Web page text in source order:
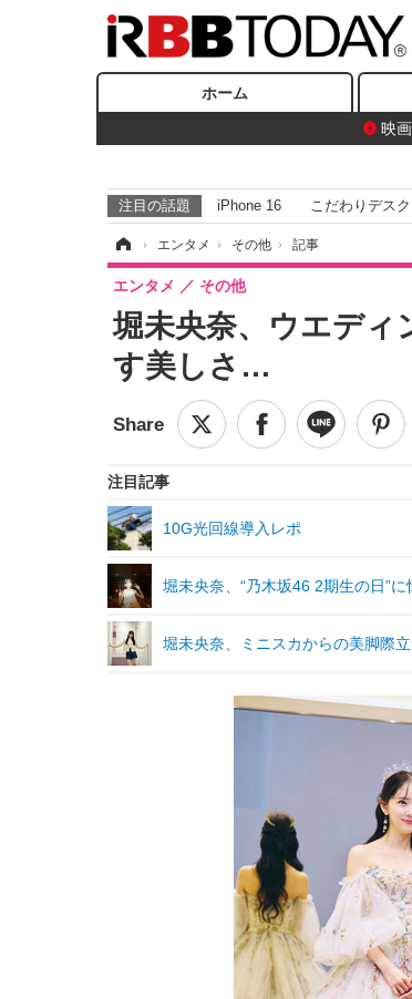
ホーム
映
注目の話題 iPhone 16 こだわりデス
› エンタメ › その他 › 記事
堀未央奈、ウエディ
す美しさ…
エンタメ その他
注目記事
10G光回線導入レポ
堀未央奈、“乃木坂46 2期生の日”
堀未央奈、ミニスカからの美脚際